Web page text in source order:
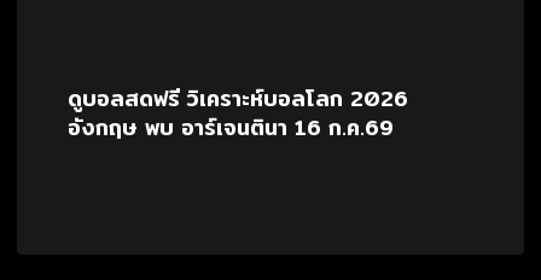
ดูบอลสดฟรี วิเคราะห์บอลโลก 2026
อังกฤษ พบ อาร์เจนตินา 16 ก.ค.69